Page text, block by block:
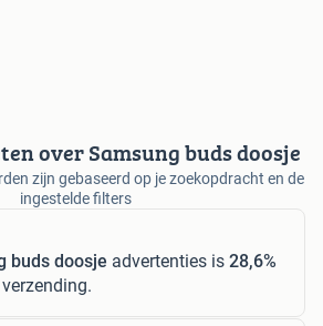
over Samsung buds doosje
zijn gebaseerd op je zoekopdracht en de
ingestelde filters
buds doosje advertenties is 28,6%